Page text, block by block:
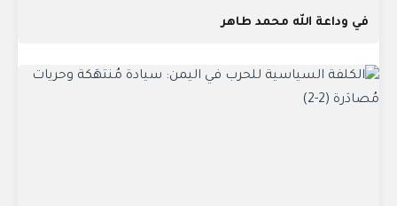
في وداعة الله محمد طاهر